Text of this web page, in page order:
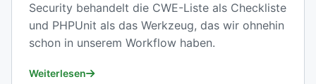
Security behandelt die CWE-Liste als Checkliste
und PHPUnit als das Werkzeug, das wir ohnehin
schon in unserem Workflow haben.
Weiterlesen